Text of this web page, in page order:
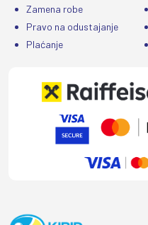
Zamena robe
Pravo na odustajanje
Plaćanje